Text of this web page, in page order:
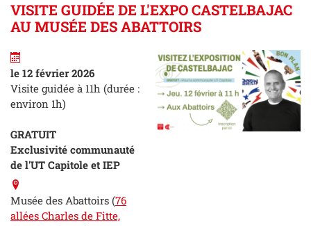
VISITE GUIDÉE DE L'EXPO CASTELBAJAC
AU MUSÉE DES ABATTOIRS
le 12 février 2026
Visite guidée à 11h (durée :
environ 1h)
GRATUIT
Exclusivité communauté
de l'UT Capitole et IEP
Musée des Abattoirs (76
allées Charles de Fitte,